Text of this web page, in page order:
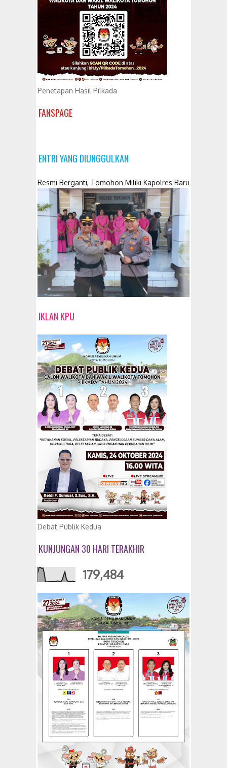
Penetapan Hasil Pilkada
FANSPAGE
ENTRI YANG DIUNGGULKAN
Resmi Berganti, Tomohon Miliki Kapolres Baru
IKLAN KPU
Debat Publik Kedua
KUNJUNGAN 30 HARI TERAKHIR
179,484